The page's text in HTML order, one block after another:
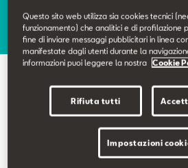
Contatti
Configuratore
Servizio pneumatici
Questo sito web utilizza sia cookies tecnici
funzionamento) che analitici e di profilazione
fine di inviare messaggi pubblicitari in linea
manifestate dagli utenti durante la
informazioni puoi leggere la nostra
Cookie
Rifiuta tutti
Impostazioni